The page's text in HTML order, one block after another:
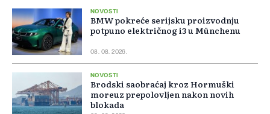
NOVOSTI
BMW pokreće serijsku proizvodnju
potpuno električnog i3 u Münchenu
08. 08. 2026.
NOVOSTI
Brodski saobraćaj kroz Hormuški
moreuz prepolovljen nakon novih
blokada